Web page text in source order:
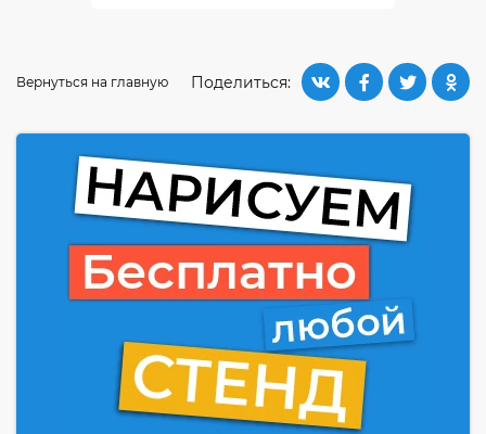
Поделиться:
Вернуться на главную